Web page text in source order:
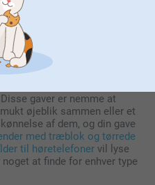
Gudfar
gudfaderen, der passer til
så han kan blive
yndlingsgudbarn. Gudfædre,
sikkert nyde vores
gaver er nemme at
øjeblik sammen eller et
af dem, og din gave
med træblok og tørrede
til høretelefoner vil lyse
at finde for enhver type